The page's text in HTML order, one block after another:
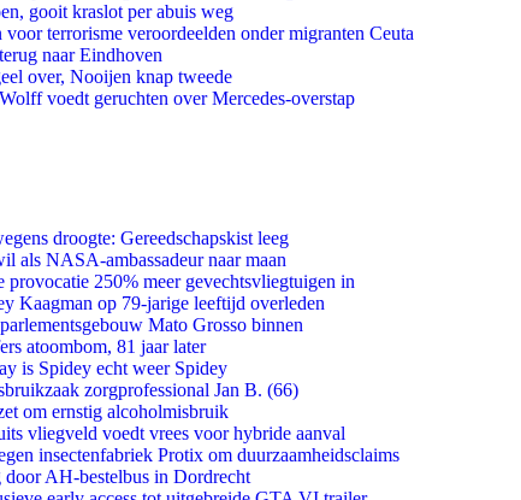
gooit kraslot per abuis weg
voor terrorisme veroordeelden onder migranten Ceuta
naar Eindhoven
over, Nooijen knap tweede
voedt geruchten over Mercedes-overstap
droogte: Gereedschapskist leeg
als NASA-ambassadeur naar maan
provocatie 250% meer gevechtsvliegtuigen in
Kaagman op 79-jarige leeftijd overleden
Mato Grosso binnen
atoombom, 81 jaar later
is Spidey echt weer Spidey
zorgprofessional Jan B. (66)
om ernstig alcoholmisbruik
vliegveld voedt vrees voor hybride aanval
insectenfabriek Protix om duurzaamheidsclaims
AH-bestelbus in Dordrecht